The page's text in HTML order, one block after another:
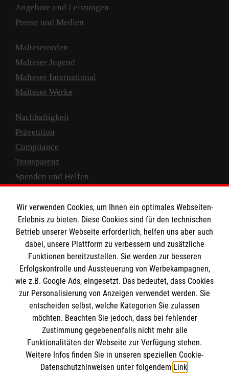
Angebote und Leistungen
Presse und Medien
Malteserorden
Malteser Jugend
Malteser International
Malteser Werke
Nachhaltigkeit
Prävention
Compliance
Transparenz
Spenden und Helfen
Empfänger: Malteser Hilfsdienst e.V.
IBAN: DE10 3706 0120 1201 2000 12
BIC: GENODED 1PA7
Newsletter abonnieren
Wir verwenden Cookies, um Ihnen ein optimales Webseiten-
Erlebnis zu bieten. Diese Cookies sind für den technischen
Betrieb unserer Webseite erforderlich, helfen uns aber auch
dabei, unsere Plattform zu verbessern und zusätzliche
Funktionen bereitzustellen. Sie werden zur besseren
Erfolgskontrolle und Aussteuerung von Werbekampagnen,
wie z.B. Google Ads, eingesetzt. Das bedeutet, dass Cookies
zur Personalisierung von Anzeigen verwendet werden. Sie
entscheiden selbst, welche Kategorien Sie zulassen
möchten. Beachten Sie jedoch, dass bei fehlender
Zustimmung gegebenenfalls nicht mehr alle
Funktionalitäten der Webseite zur Verfügung stehen.
Weitere Infos finden Sie in unseren speziellen Cookie-
Datenschutzhinweisen unter folgendem Link.